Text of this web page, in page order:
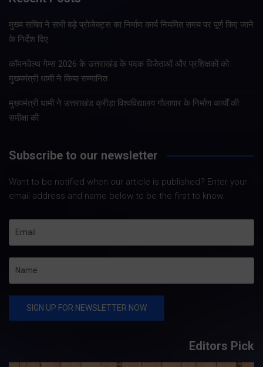
मुख्य सचिव ने सभी बड़े प्रोजेक्ट्स का निर्माण कार्य नियमित समय पर पूर्ण किए जाने
के निर्देश दिए
कॉमनवेल्थ गेम्स 2026 के उत्तराखंड के पदक विजेताओं और प्रशिक्षकों को
मुख्यमंत्री धामी ने किया सम्मानित
मुख्यमंत्री धामी ने उत्तराखंड क्रीड़ा विश्वविद्यालय गौलापार के निर्माण कार्यों की
समीक्षा की
Subscribe to our newsletter
Want to be notified when our article is published? Enter your
email address and name below to be the first to know.
Editors Pick